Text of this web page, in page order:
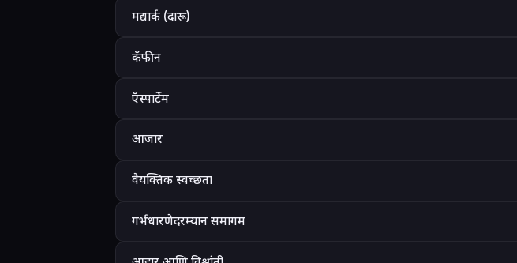
मद्यार्क (दारू)
कॅफीन
ऍस्पार्टेम
आजार
वैयक्तिक स्वच्छता
गर्भधारणेदरम्यान समागम